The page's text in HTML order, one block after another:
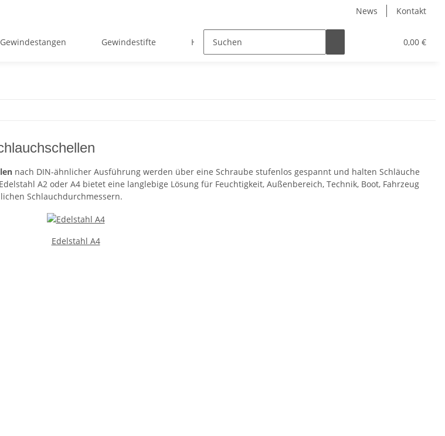
News Kontakt
0,00 €
Gewindestangen Gewindestifte Halbzeuge Muttern
nach DIN-ähnlicher Ausführung werden über eine Schraube stufenlos gespannt und halten Schläuche
A2 oder A4 bietet eine langlebige Lösung für Feuchtigkeit, Außenbereich, Technik, Boot, Fahrzeug
Schlauchdurchmessern.
Edelstahl A4